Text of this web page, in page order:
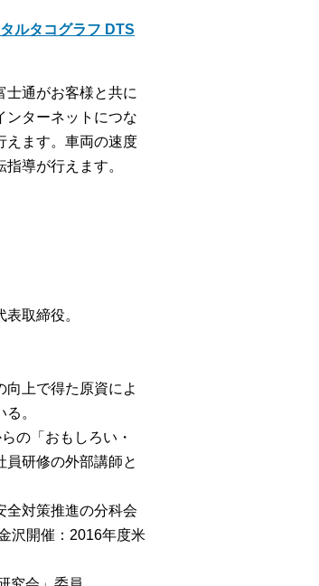
ルタコグラフ DTS
士通がお客様と共に
ンターネットにつな
えます。車両の速度
導が行えます。
取締役。
上で得た原資によ
。
の「おもしろい・
研修の外部講師と
全対策推進の分科会
沢開催：2016年度米